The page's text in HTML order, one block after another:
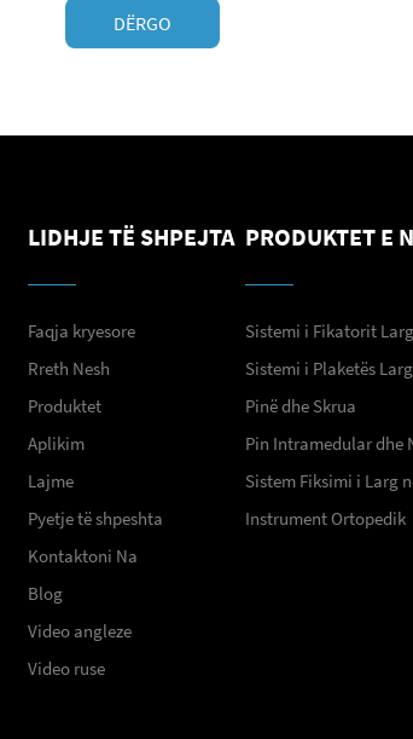
DËRGO
LIDHJE TË SHPEJTA
Faqja kryesore
Rreth Nesh
Produktet
Aplikim
Lajme
Pyetje të shpeshta
Kontaktoni Na
Blog
Video angleze
Video ruse
PRODUKTET E
Sistemi i Fikatorit Larg
Sistemi i Plaketës Larg
Pinë dhe Skrua
Pin Intramedular dhe
Sistem Fiksimi i Larg
Instrument Ortopedik